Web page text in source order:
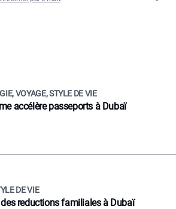
VOYAGE, STYLE DE VIE
accélère passeports à Dubaï
DE VIE
reductions familiales à Dubaï